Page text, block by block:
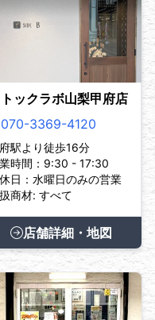
ックラボ山梨甲府店
070-3369-4120
駅より徒歩16分
時間：9:30 - 17:30
日：水曜日のみの営業
商材: すべて
店舗詳細・地図